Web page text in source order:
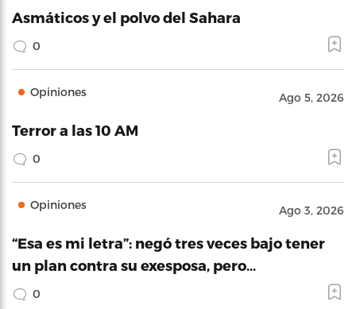
Asmáticos y el polvo del Sahara
0
Opiniones Ago 5, 2026
Terror a las 10 AM
0
Opiniones Ago 3, 2026
“Esa es mi letra”: negó tres veces bajo tener
un plan contra su exesposa, pero…
0